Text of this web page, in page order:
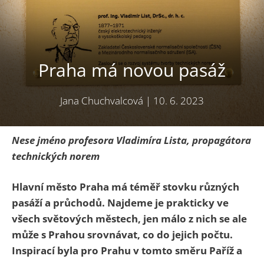
Praha má novou pasáž
Jana Chuchvalcová | 10. 6. 2023
Nese jméno profesora Vladimíra Lista, propagátora
technických norem
Hlavní město Praha má téměř stovku různých
pasáží a průchodů. Najdeme je prakticky ve
všech světových městech, jen málo z nich se ale
může s Prahou srovnávat, co do jejich počtu.
Inspirací byla pro Prahu v tomto směru Paříž a